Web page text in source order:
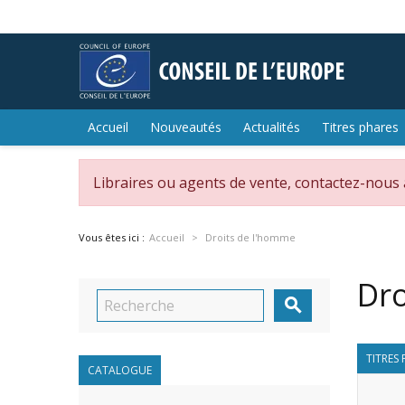
Accueil Nouveautés Actualités Titres phares
Libraires ou agents de vente, contactez-
Vous êtes ici : Accueil Droits de l'homme

CATALOGUE
TITRES